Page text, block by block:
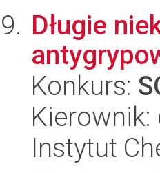
Długie
Konkurs:
Instytut